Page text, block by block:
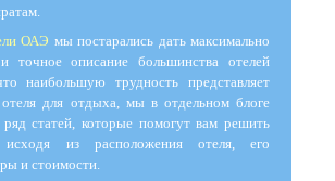
ОАЭ мы постарались дать максимально
точное описание большинства отелей
наибольшую трудность представляет
для отдыха, мы в отдельном блоге
ряд статей, которые помогут вам решить
из расположения отеля, его
и стоимости.